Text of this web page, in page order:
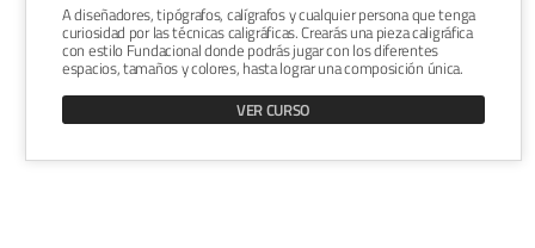
A diseñadores, tipógrafos, calígrafos y cualquier persona que tenga
curiosidad por las técnicas caligráficas. Crearás una pieza caligráfica
con estilo Fundacional donde podrás jugar con los diferentes
espacios, tamaños y colores, hasta lograr una composición única.
VER CURSO